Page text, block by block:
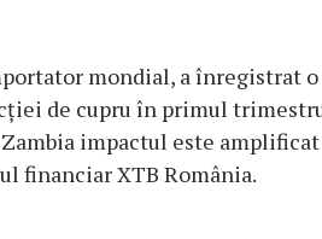
mondial, a înregistrat
de cupru în primul
impactul este
financiar XTB România.